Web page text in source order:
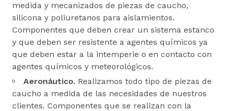
medida y mecanizados de piezas de caucho,
silicona y poliuretanos para aislamientos.
Componentes que deben crear un sistema estanco
y que deben ser resistente a agentes químicos ya
que deben estar a la intemperie o en contacto con
agentes químicos y meteorológicos.
Aeronáutico. Realizamos todo tipo de piezas de
caucho a medida de las necesidades de nuestros
clientes. Componentes que se realizan con la